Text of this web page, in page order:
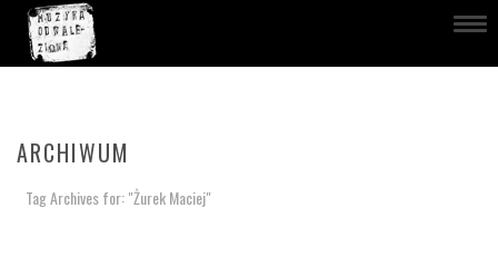
ARCHIWUM
Tag Archives for: "Żurek Maciej"